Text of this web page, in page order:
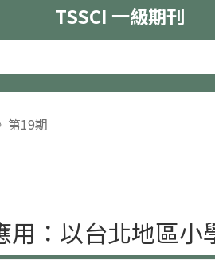
TSSCI 一級期刊
第19期
：以台北地區小